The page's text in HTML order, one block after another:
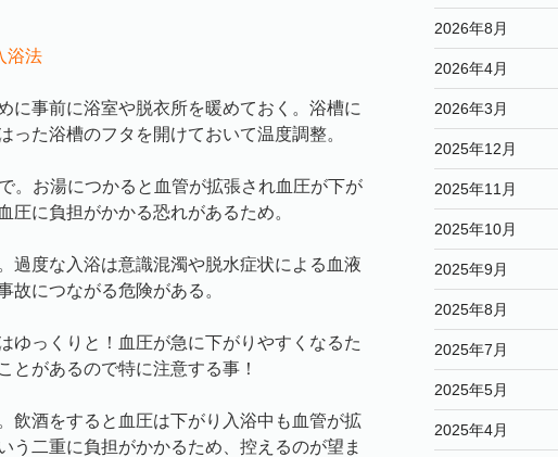
浴法
に事前に浴室や脱衣所を暖めておく。浴槽に
った浴槽のフタを開けておいて温度調整。
。お湯につかると血管が拡張され血圧が下が
圧に負担がかかる恐れがあるため。
過度な入浴は意識混濁や脱水症状による血液
故につながる危険がある。
ゆっくりと！血圧が急に下がりやすくなるた
とがあるので特に注意する事！
飲酒をすると血圧は下がり入浴中も血管が拡
う二重に負担がかかるため、控えるのが望ま
2026年8月
2026年4月
2026年3月
2025年12月
2025年11月
2025年10月
2025年9月
2025年8月
2025年7月
2025年5月
2025年4月